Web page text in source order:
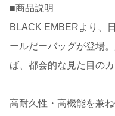
■商品説明
BLACK EMBERより、
ールだーバッグが登場
ば、都会的な見た目の
高耐久性・高機能を兼